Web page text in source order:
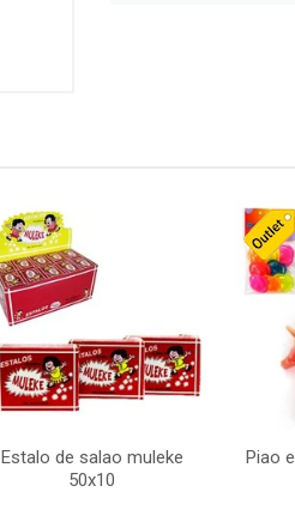
Estalo de salao muleke
50x10
Piao